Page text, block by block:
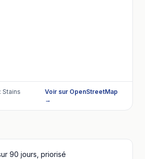
Stains
Voir sur OpenStreetMap
→
90 jours, priorisé